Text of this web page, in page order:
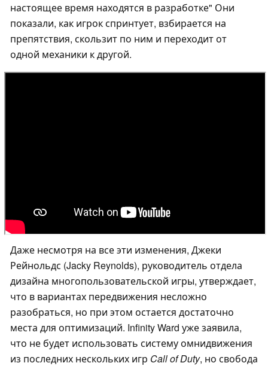
настоящее время находятся в разработке" Они
показали, как игрок спринтует, взбирается на
препятствия, скользит по ним и переходит от
одной механики к другой.
Даже несмотря на все эти изменения, Джеки
Рейнольдс (Jacky Reynolds), руководитель отдела
дизайна многопользовательской игры, утверждает,
что в вариантах передвижения несложно
разобраться, но при этом остается достаточно
места для оптимизаций. Infinity Ward уже заявила,
что не будет использовать систему омнидвижения
из последних нескольких игр Call of Duty, но свобода